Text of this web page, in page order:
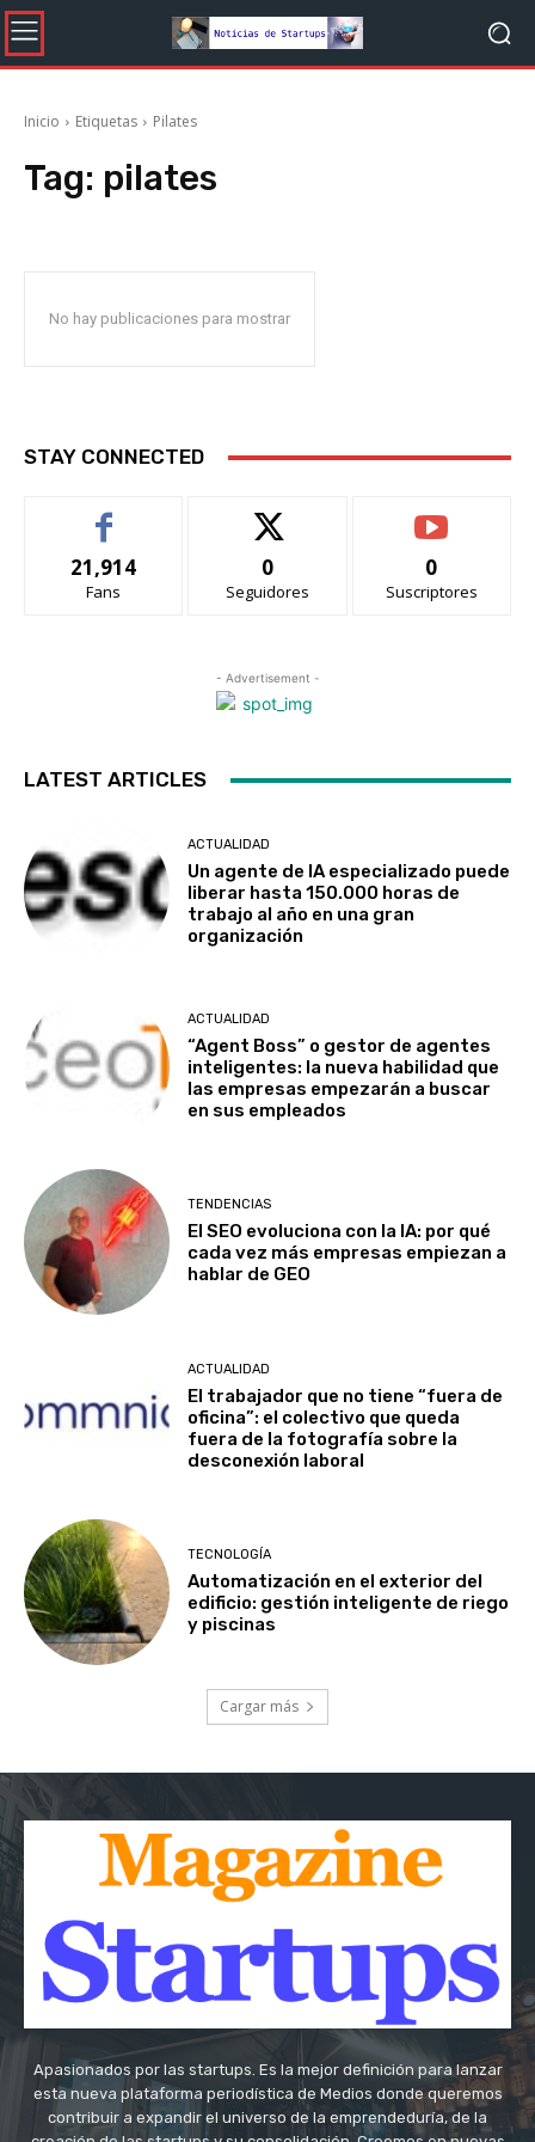
Inicio Etiquetas Pilates
Tag: pilates
No hay publicaciones para mostrar
STAY CONNECTED
21,914
Fans
0
Seguidores
0
Suscriptores
- Advertisement -
LATEST ARTICLES
ACTUALIDAD
Un agente de IA especializado puede
liberar hasta 150.000 horas de
trabajo al año en una gran
organización
ACTUALIDAD
“Agent Boss” o gestor de agentes
inteligentes: la nueva habilidad que
las empresas empezarán a buscar
en sus empleados
TENDENCIAS
El SEO evoluciona con la IA: por qué
cada vez más empresas empiezan a
hablar de GEO
ACTUALIDAD
El trabajador que no tiene “fuera de
oficina”: el colectivo que queda
fuera de la fotografía sobre la
desconexión laboral
TECNOLOGÍA
Automatización en el exterior del
edificio: gestión inteligente de riego
y piscinas
Cargar más
Apasionados por las startups. Es la mejor definición para lanzar
esta nueva plataforma periodística de Medios donde queremos
contribuir a expandir el universo de la emprendeduría, de la